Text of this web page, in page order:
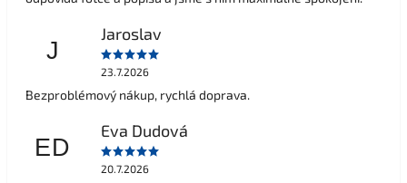
J
Jaroslav
23.7.2026
Bezproblémový nákup, rychlá doprava.
ED
Eva Dudová
20.7.2026